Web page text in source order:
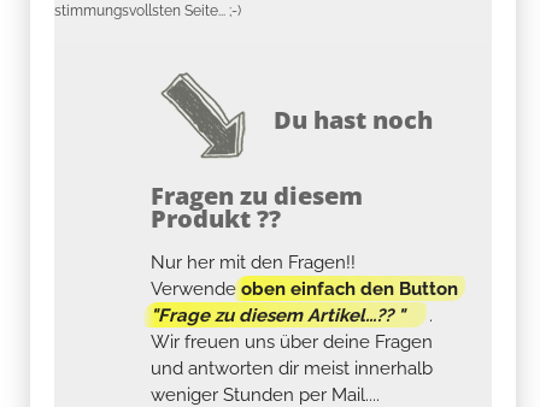
stimmungsvollsten Seite... ;-)
Du hast noch
Fragen zu diesem
Produkt ??
Nur her mit den Fragen!!
Verwendeoben einfach den Button
"Frage zu diesem Artikel...?? "
.
Wir freuen uns über deine Fragen
und antworten dir meist innerhalb
weniger Stunden per Mail....